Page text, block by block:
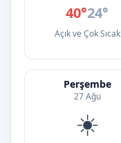
40°24°
Açık ve Çok Sıcak
Perşembe
27 Ağu
☀️